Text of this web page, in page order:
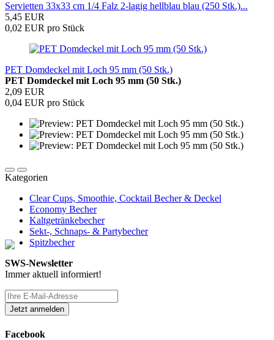
Servietten 33x33 cm 1/4 Falz 2-lagig hellblau blau (250 Stk.)...
5,45 EUR
0,02 EUR pro Stück
PET Domdeckel mit Loch 95 mm (50 Stk.)
PET Domdeckel mit Loch 95 mm (50 Stk.)
2,09 EUR
0,04 EUR pro Stück
Kategorien
Clear Cups, Smoothie, Cocktail Becher & Deckel
Economy Becher
Kaltgetränkebecher
Sekt-, Schnaps- & Partybecher
Spitzbecher
SWS-Newsletter
Immer aktuell informiert!
Facebook